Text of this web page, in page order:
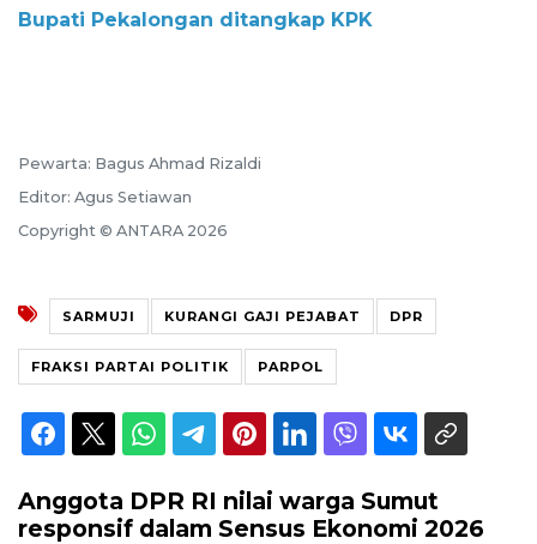
Bupati Pekalongan ditangkap KPK
Pewarta: Bagus Ahmad Rizaldi
Editor: Agus Setiawan
Copyright © ANTARA 2026
SARMUJI KURANGI GAJI PEJABAT DPR
FRAKSI PARTAI POLITIK PARPOL
Anggota DPR RI nilai warga Sumut
responsif dalam Sensus Ekonomi 2026